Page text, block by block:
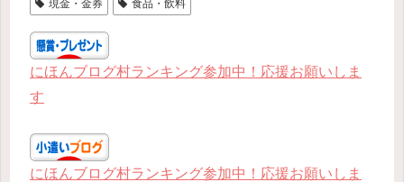
現金・金券
食品・飲料
にほんブログ村ランキング参加中！応援お願いしま
す
にほんブログ村ランキング参加中！応援お願いしま